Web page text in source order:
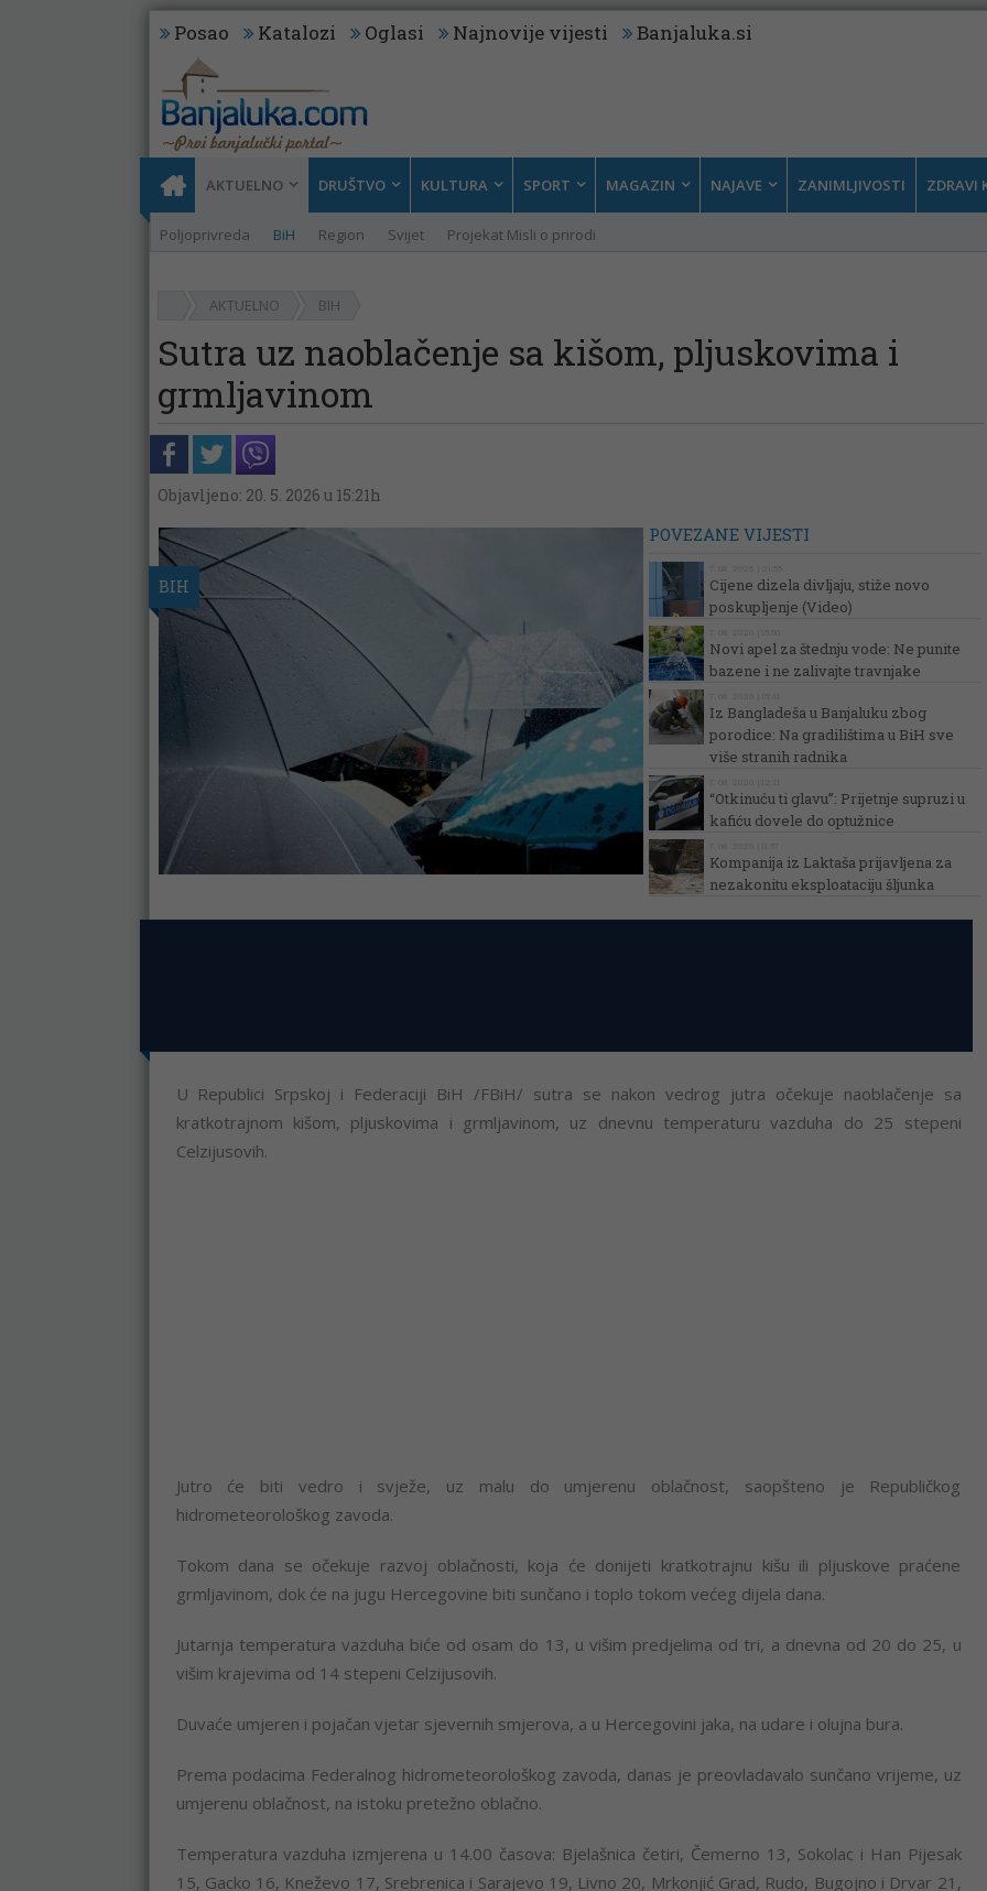
Posao Katalozi Oglasi Najnovije vijesti Banjaluka.si
AKTUELNO
Poljoprivreda BiH Region Svijet Projekat Misli o prirodi
DRUŠTVO KULTURA SPORT MAGAZIN NAJAVE ZANIMLJIVOSTI ZDRAVI
AKTUELNO BIH
Sutra uz naoblačenje sa kišom, pljuskovima i
grmljavinom
Objavljeno: 20. 5. 2026 u 15:21h
BIH
POVEZANE VIJESTI
Cijene dizela divljaju, stiže novo
poskupljenje (Video)
Novi apel za štednju vode: Ne punite
bazene i ne zalivajte travnjake
Iz Bangladeša u Banjaluku zbog
porodice: Na gradilištima u BiH sve
više stranih radnika
“Otkinuću ti glavu”: Prijetnje supruzi u
kafiću dovele do optužnice
Kompanija iz Laktaša prijavljena za
nezakonitu eksploataciju šljunka
U Republici Srpskoj i Federaciji BiH /FBiH/ sutra se nakon vedrog jutra očekuje naoblačenje sa
kratkotrajnom kišom, pljuskovima i grmljavinom, uz dnevnu temperaturu vazduha do 25 stepeni
Celzijusovih.
Jutro će biti vedro i svježe, uz malu do umjerenu oblačnost, saopšteno je Republičkog
hidrometeorološkog zavoda.
Tokom dana se očekuje razvoj oblačnosti, koja će donijeti kratkotrajnu kišu ili pljuskove praćene
grmljavinom, dok će na jugu Hercegovine biti sunčano i toplo tokom većeg dijela dana.
Jutarnja temperatura vazduha biće od osam do 13, u višim predjelima od tri, a dnevna od 20 do 25, u
višim krajevima od 14 stepeni Celzijusovih.
Duvaće umjeren i pojačan vjetar sjevernih smjerova, a u Hercegovini jaka, na udare i olujna bura.
Prema podacima Federalnog hidrometeorološkog zavoda, danas je preovladavalo sunčano vrijeme, uz
umjerenu oblačnost, na istoku pretežno oblačno.
Temperatura vazduha izmjerena u 14.00 časova: Bjelašnica četiri, Čemerno 13, Sokolac i Han Pijesak
15, Gacko 16, Kneževo 17, Srebrenica i Sarajevo 19, Livno 20, Mrkonjić Grad, Rudo, Bugojno i Drvar 21,